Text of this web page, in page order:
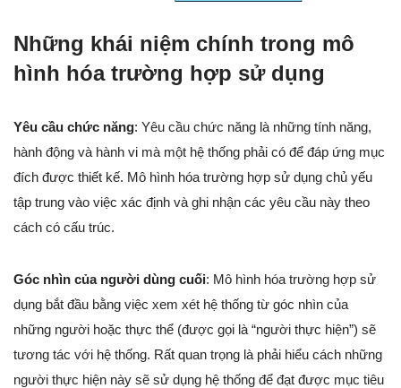
Những khái niệm chính trong mô
hình hóa trường hợp sử dụng
Yêu cầu chức năng: Yêu cầu chức năng là những tính năng,
hành động và hành vi mà một hệ thống phải có để đáp ứng mục
đích được thiết kế. Mô hình hóa trường hợp sử dụng chủ yếu
tập trung vào việc xác định và ghi nhận các yêu cầu này theo
cách có cấu trúc.
Góc nhìn của người dùng cuối: Mô hình hóa trường hợp sử
dụng bắt đầu bằng việc xem xét hệ thống từ góc nhìn của
những người hoặc thực thể (được gọi là “người thực hiện”) sẽ
tương tác với hệ thống. Rất quan trọng là phải hiểu cách những
người thực hiện này sẽ sử dụng hệ thống để đạt được mục tiêu